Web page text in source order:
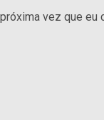
vez que eu